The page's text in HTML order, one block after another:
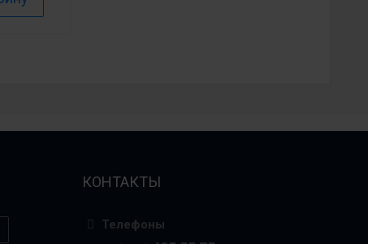
КОНТАКТЫ
Телефоны